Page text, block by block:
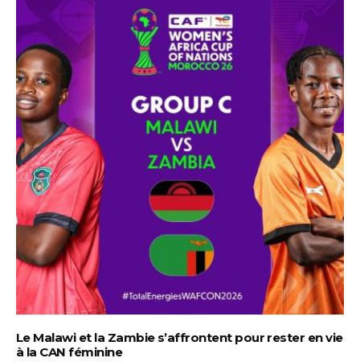
Le Malawi et la Zambie s’affrontent pour rester en vie
à la CAN féminine